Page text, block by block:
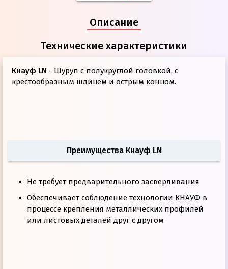
Описание
Технические характеристики
Кнауф LN - Шуруп с полукруглой головкой, с
крестообразным шлицем и острым концом.
Преимущества Кнауф LN
Не требует предварительного засверливания
Обеспечивает соблюдение технологии КНАУФ в
процессе крепления металлических профилей
или листовых деталей друг с другом